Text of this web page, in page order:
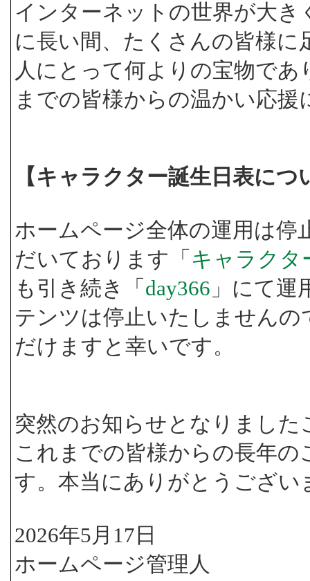
インターネットの世界が大
に長い間、たくさんの皆様
人にとって何よりの宝物で
までの皆様からの温かい応
【キャラクター誕生日表に
ホームページ全体の運用は停
だいております「 キャラクタ
も引き続き「 day366 」にて
テンツは停止いたしません
だけますと幸いです。
突然のお知らせとなりまし
これまでの皆様からの長年
す。本当にありがとうござい
2026年5月17日
ホームページ管理人